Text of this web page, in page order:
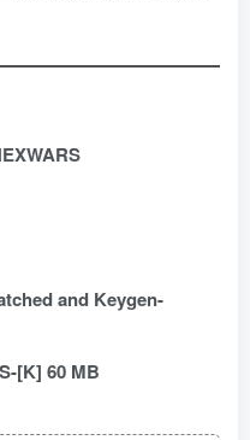
and Keygen-
[K] 60 MB